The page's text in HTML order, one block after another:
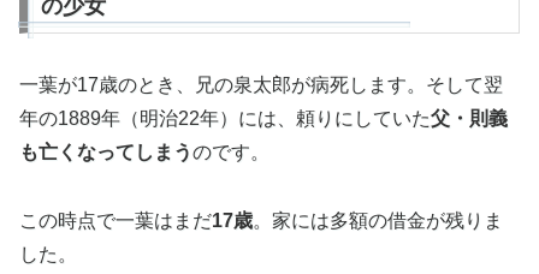
の少女
一葉が17歳のとき、兄の泉太郎が病死します。そして翌
年の1889年（明治22年）には、頼りにしていた父・則義
も亡くなってしまうのです。
この時点で一葉はまだ17歳。家には多額の借金が残りま
した。